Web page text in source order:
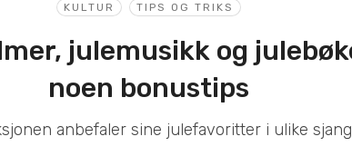
KULTUR TIPS OG TRIKS
julemusikk og
noen bonustips
anbefaler sine julefavoritter i ulike